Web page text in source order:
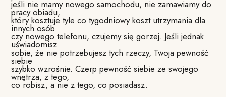
jeśli nie mamy nowego samochodu, nie zamawiamy do
pracy obiadu,
który kosztuje tyle co tygodniowy koszt utrzymania dla
innych osób
czy nowego telefonu, czujemy się gorzej. Jeśli jednak
uświadomisz
sobie, że nie potrzebujesz tych rzeczy, Twoja pewność
siebie
szybko wzrośnie. Czerp pewność siebie ze swojego
wnętrza, z tego,
co robisz, a nie z tego, co posiadasz.